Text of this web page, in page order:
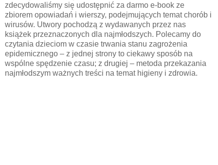
zdecydowaliśmy się udostępnić za darmo e-book ze
zbiorem opowiadań i wierszy, podejmujących temat chorób i
wirusów. Utwory pochodzą z wydawanych przez nas
książek przeznaczonych dla najmłodszych. Polecamy do
czytania dzieciom w czasie trwania stanu zagrożenia
epidemicznego – z jednej strony to ciekawy sposób na
wspólne spędzenie czasu; z drugiej – metoda przekazania
najmłodszym ważnych treści na temat higieny i zdrowia.